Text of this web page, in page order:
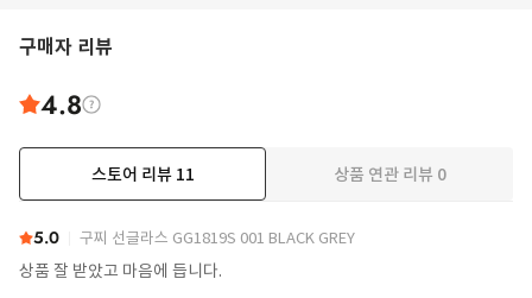
구매자 리뷰
4.8
스토어 리뷰 11 상품 연관 리뷰 0
5.0 구찌 선글라스 GG1819S 001 BLACK GREY
상품 잘 받았고 마음에 듭니다.